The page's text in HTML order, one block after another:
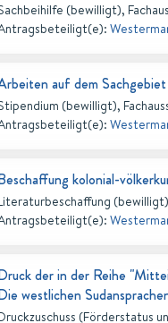
(bewilligt),
:
auf dem
(bewilligt),
:
kolonial-
:
der in der Reihe
westlichen
(Förderstatus